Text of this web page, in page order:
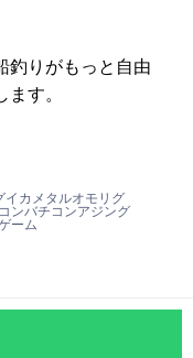
釣りがもっと自由
す。
イカメタルオモリグ
ンバチコンアジング
ーム